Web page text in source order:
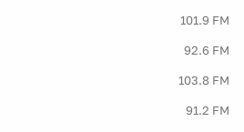
101.9 FM
92.6 FM
103.8 FM
91.2 FM